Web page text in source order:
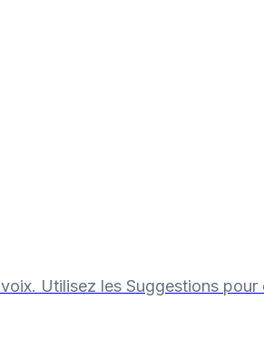
Utilisez les Suggestions